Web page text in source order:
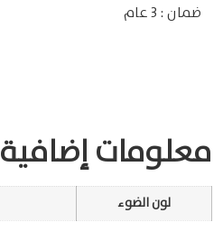
ضمان : 3 عام
معلومات إضافية
لون الضوء